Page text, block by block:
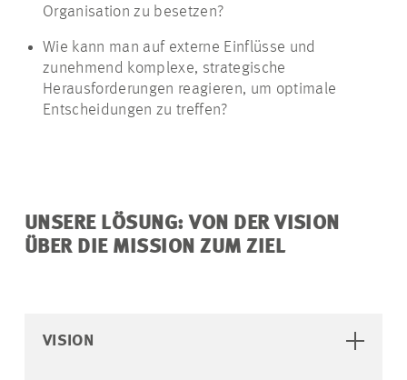
Organisation zu besetzen?
Wie kann man auf externe Einflüsse und
zunehmend komplexe, strategische
Herausforderungen reagieren, um optimale
Entscheidungen zu treffen?
UNSERE LÖSUNG: VON DER VISION
ÜBER DIE MISSION ZUM ZIEL
VISION